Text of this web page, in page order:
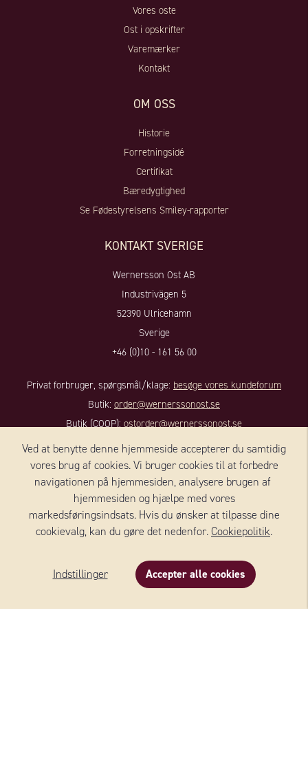
Ved at benytte denne hjemmeside accepterer du samtidig
vores brug af cookies. Vi bruger cookies til at forbedre
navigationen på hjemmesiden, analysere brugen af ​​
hjemmesiden og hjælpe med vores
markedsføringsindsats. Hvis du ønsker at tilpasse dine
cookievalg, kan du gøre det nedenfor.Cookiepolitik.
Indstillinger Accepter alle cookies
Indhold Om produktet
Vores oste
Ost i opskrifter
Varemærker
Kontakt
OM OSS
Historie
Forretningsidé
Certifikat
Bæredygtighed
Se Fødestyrelsens Smiley-rapporter
KONTAKT SVERIGE
Wernersson Ost AB
Industrivägen 5
52390 Ulricehamn
Sverige
+46 (0)10 - 161 56 00
Privat forbruger, spørgsmål/klage: besøge vores kundeforum
Butik: order@wernerssonost.se
Butik (COOP): ostorder@wernerssonost.se
Virksomhedsanliggender:
info@wernerssonost.se
Hjemmeside: www.wernerssonost.se
KONTAKT DANMARK
Wernersson Ost Danmark A/S
4100 RINGSTED
Danmark